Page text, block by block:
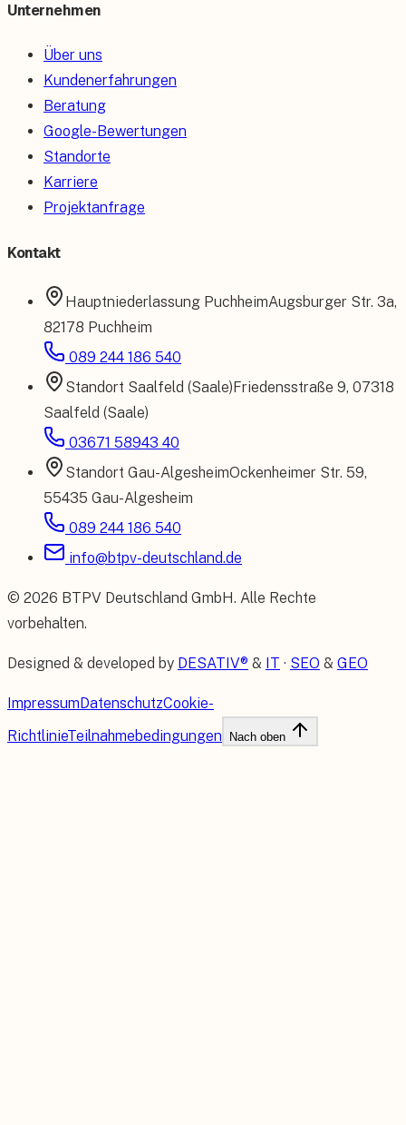
Unternehmen
Über uns
Kundenerfahrungen
Beratung
Google-Bewertungen
Standorte
Karriere
Projektanfrage
Kontakt
Hauptniederlassung PuchheimAugsburger Str. 3a,
82178 Puchheim
089 244 186 540
Standort Saalfeld (Saale)Friedensstraße 9, 07318
Saalfeld (Saale)
03671 58943 40
Standort Gau-AlgesheimOckenheimer Str. 59,
55435 Gau-Algesheim
089 244 186 540
info@btpv-deutschland.de
© 2026 BTPV Deutschland GmbH. Alle Rechte
vorbehalten.
Designed & developed by DESATIV® & IT · SEO & GEO
ImpressumDatenschutzCookie-
RichtlinieTeilnahmebedingungen Nach oben